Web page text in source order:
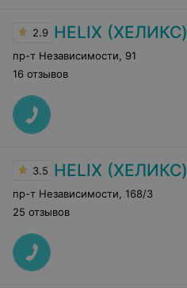
2.9 HELIX (ХЕЛИКС)
пр-т Независимости, 91
16 отзывов
3.5 HELIX (ХЕЛИКС)
пр-т Независимости 168/3
25 отзывов